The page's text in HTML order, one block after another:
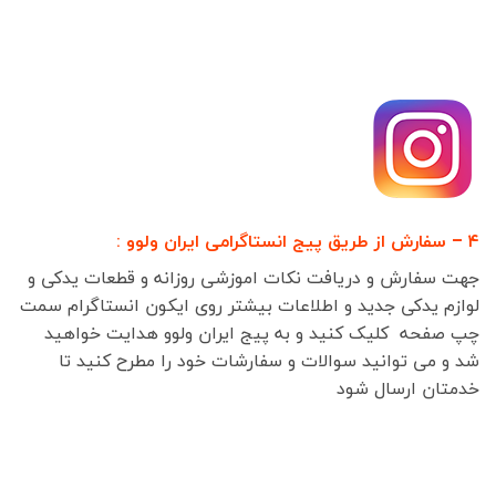
۴ – سفارش از طریق پیج انستاگرامی ایران ولوو :
جهت سفارش و دریافت نکات اموزشی روزانه و قطعات یدکی و
لوازم یدکی جدید و اطلاعات بیشتر روی ایکون انستاگرام سمت
چپ صفحه کلیک کنید و به پیج ایران ولوو هدایت خواهید
شد و می توانید سوالات و سفارشات خود را مطرح کنید تا
خدمتان ارسال شود